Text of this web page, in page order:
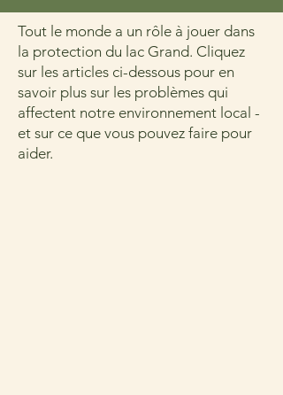
Tout le monde a un rôle à jouer dans
la protection du lac Grand. Cliquez
sur les articles ci-dessous pour en
savoir plus sur les problèmes qui
affectent notre environnement local -
et sur ce que vous pouvez faire pour
aider.